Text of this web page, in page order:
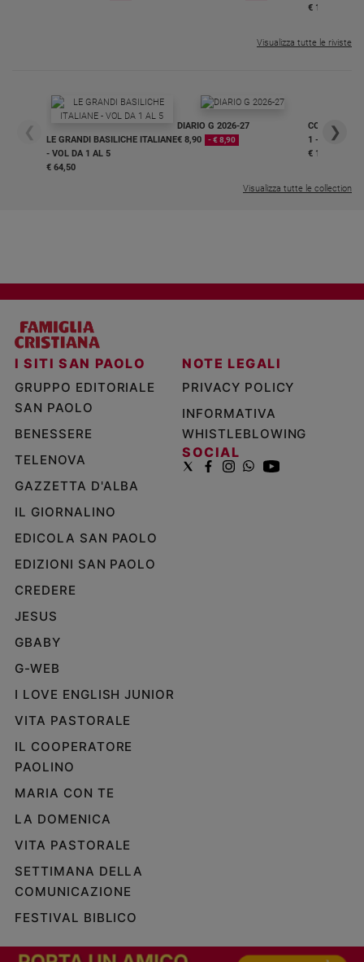
€ 16,99
Visualizza tutte le riviste
❮
LE GRANDI BASILICHE ITALIANE
- VOL DA 1 AL 5
€ 64,50
DIARIO G 2026-27
€ 8,90
- € 8,90
COLLANA
1 - 2
€ 18,50
❯
Visualizza tutte le collection
I SITI SAN PAOLO
GRUPPO EDITORIALE
SAN PAOLO
BENESSERE
TELENOVA
GAZZETTA D'ALBA
IL GIORNALINO
EDICOLA SAN PAOLO
EDIZIONI SAN PAOLO
CREDERE
JESUS
GBABY
G-WEB
I LOVE ENGLISH JUNIOR
VITA PASTORALE
IL COOPERATORE
PAOLINO
MARIA CON TE
LA DOMENICA
VITA PASTORALE
SETTIMANA DELLA
COMUNICAZIONE
FESTIVAL BIBLICO
NOTE LEGALI
PRIVACY POLICY
INFORMATIVA
WHISTLEBLOWING
SOCIAL